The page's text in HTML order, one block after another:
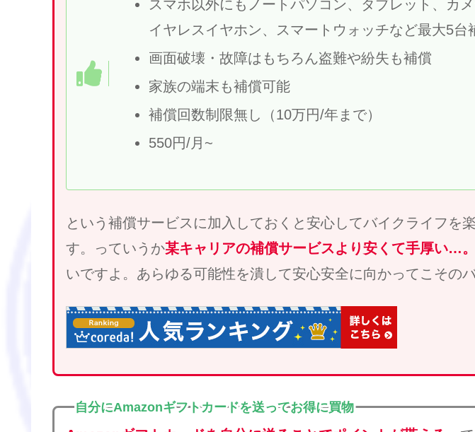
スマホ以外にもノートパソコン、タブレット、カ
イヤレスイヤホン、スマートウォッチなど最大5台
画面破壊・故障はもちろん盗難や紛失も補償
家族の端末も補償可能
補償回数制限無し（10万円/年まで）
550円/月~
という補償サービスに加入しておくと安心してバイクライフを
す。っていうか某キャリアの補償サービスより安くて手厚い…。
いですよ。あらゆる可能性を潰して安心安全に向かってこそのバ
自分にAmazonギフトカードを送ってお得に買物